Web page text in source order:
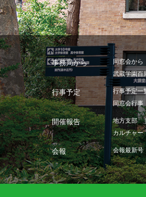
事務局から 同窓会から
武蔵学園百
行事予定 行事予定一
同窓会行事
開催報告 地方支部
カルチャー
会報 会報最新号